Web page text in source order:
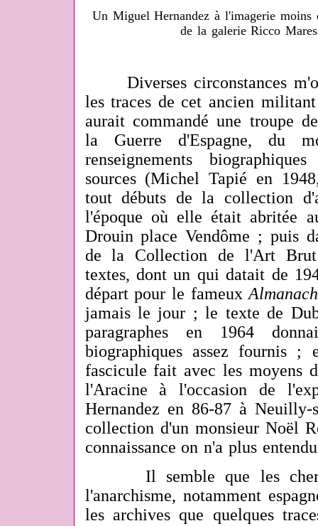
Un Miguel Hernandez à l'imagerie moins
de la galerie Ricco
Diverses circonstances
les traces de cet ancien
aurait commandé une troupe
la Guerre d'Espagne, du
renseignements
sources (Michel Tapié en
tout débuts de la collection
l'époque où elle était abritée
Drouin place Vendôme ; puis
de la Collection de l'Art
textes, dont un qui datait de
départ pour le fameux
jamais le jour ; le texte de
paragraphes en 1964
biographiques assez fournis
fascicule fait avec les moyens
l'Aracine à l'occasion de
Hernandez en 86-87 à
collection d'un monsieur Noël
connaissance on n'a plus
Il semble que les
l'anarchisme, notamment
les archives que quelques